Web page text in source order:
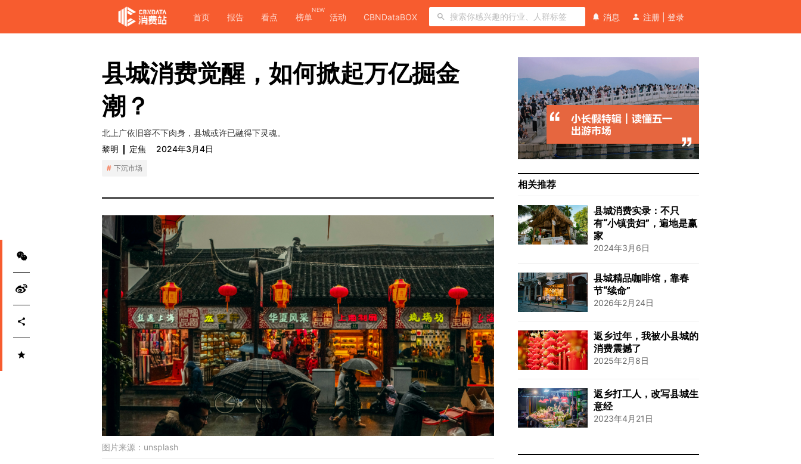
首页 报告 看点 榜单
NEW
活动 CBNDataBOX 消息 注册 登录
县城消费觉醒，如何掀起万亿掘金
潮？
北上广依旧容不下肉身，县城或许已融得下灵魂。
黎明
定焦 2024年3月4日
下沉市场
图片来源： unsplash
相关推荐
县城消费实录：不只
有“小镇贵妇”，遍地是赢
家
2024年3月6日
县城精品咖啡馆，靠春
节“续命”
2026年2月24日
返乡过年，我被小县城的
消费震撼了
2025年2月8日
返乡打工人，改写县城生
意经
2023年4月21日